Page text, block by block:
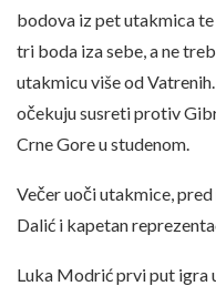
bodova iz pet utakmica
tri boda iza sebe, a ne
utakmicu više od
očekuju susreti protiv
Crne Gore u studenom.
Večer uoči utakmice,
Dalić i kapetan
Luka Modrić prvi put igra